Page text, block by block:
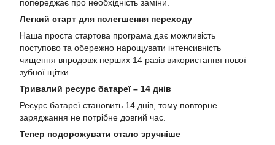
попереджає про необхідність заміни.
Легкий старт для полегшення переходу
Наша проста стартова програма дає можливість
поступово та обережно нарощувати інтенсивність
чищення впродовж перших 14 разів використання нової
зубної щітки.
Тривалий ресурс батареї – 14 днів
Ресурс батареї становить 14 днів, тому повторне
заряджання не потрібне довгий час.
Тепер подорожувати стало зручніше